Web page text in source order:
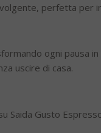
perfetta per
ogni pausa
uscire di casa.
Saida Gusto